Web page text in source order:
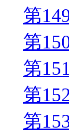
第
第
第
第
第